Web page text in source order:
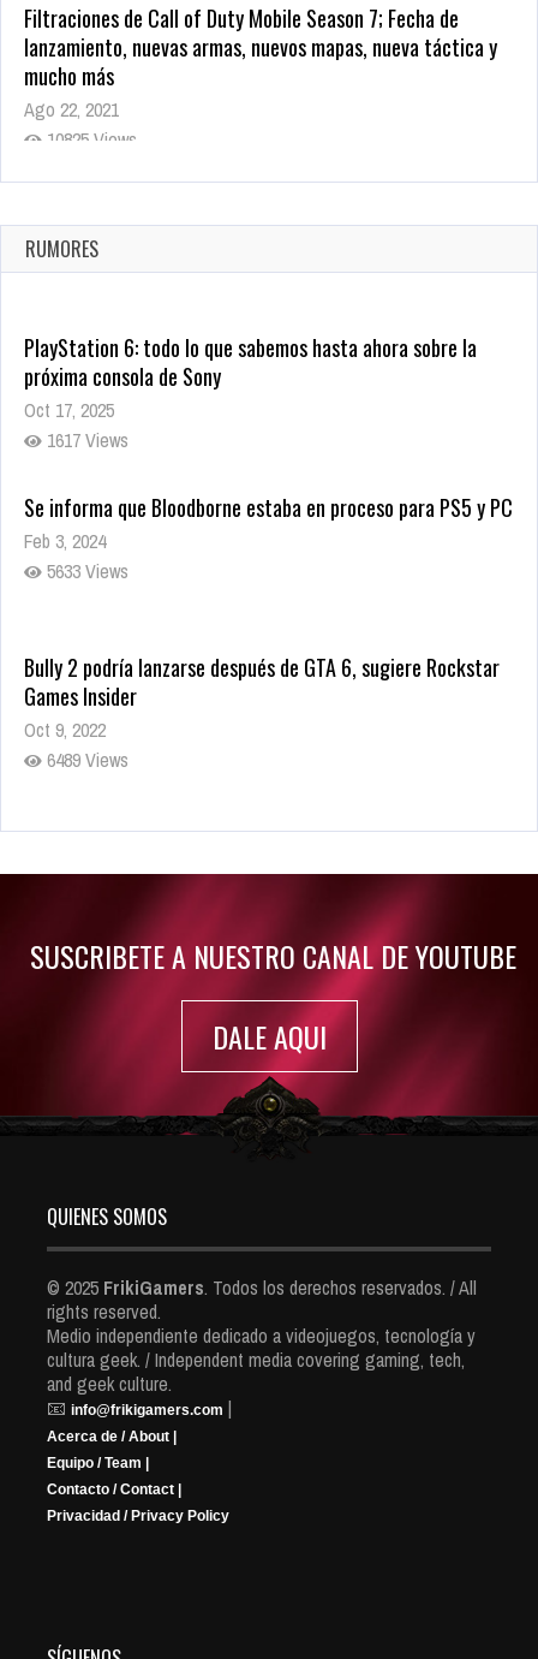
Filtraciones de Call of Duty Mobile Season 7; Fecha de
lanzamiento, nuevas armas, nuevos mapas, nueva táctica y
mucho más
Ago 22, 2021
10825 Views
La configuración de Call of Duty 2021 aparentemente ya fue
Ago 8, 2021
10008 Views
RUMORES
PlayStation 6: todo lo que sabemos hasta ahora sobre la
próxima consola de Sony
Oct 17, 2025
1617 Views
Se informa que Bloodborne estaba en proceso para PS5 y PC
Feb 3, 2024
5633 Views
Bully 2 podría lanzarse después de GTA 6, sugiere Rockstar
Games Insider
Oct 9, 2022
6489 Views
Rumor: Se filtran los primeros detalles de Resident Evil 9
SUSCRIBETE A NUESTRO CANAL DE YOUTUBE
DALE AQUI
QUIENES SOMOS
© 2025 FrikiGamers. Todos los derechos reservados. / All
rights reserved.
Medio independiente dedicado a videojuegos, tecnología y
cultura geek. / Independent media covering gaming, tech,
and geek culture.
📧 info@frikigamers.com |
Acerca de / About |
Equipo / Team |
Contacto / Contact |
Privacidad / Privacy Policy